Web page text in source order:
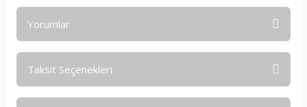
Yorumlar
Taksit Seçenekleri